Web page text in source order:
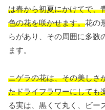
は春から初夏にかけてで、
色の花を咲かせます。花の
らがあり、その周囲に多数
ます。
ニゲラの花は、その美しさ
たドライフラワーにしても
る実は、黒くて丸く、ビー